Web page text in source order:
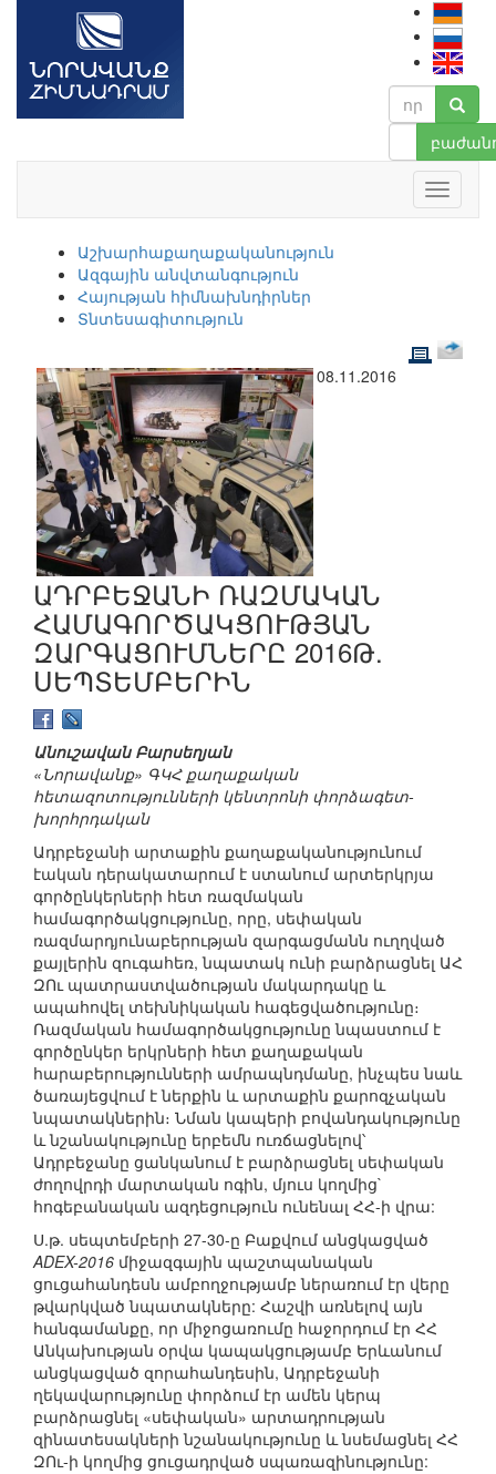
Աշխարհաքաղաքականություն
Ազգային անվտանգություն
Հայության հիմնախնդիրներ
Տնտեսագիտություն
08.11.2016
ԱԴՐԲԵՋԱՆԻ ՌԱԶՄԱԿԱՆ
ՀԱՄԱԳՈՐԾԱԿՑՈՒԹՅԱՆ
ԶԱՐԳԱՑՈՒՄՆԵՐԸ 2016Թ.
ՍԵՊՏԵՄԲԵՐԻՆ
Անուշավան Բարսեղյան
«Նորավանք» ԳԿՀ քաղաքական
հետազոտությունների կենտրոնի փորձագետ-
խորհրդական
Ադրբեջանի արտաքին քաղաքականությունում
էական դերակատարում է ստանում արտերկրյա
գործընկերների հետ ռազմական
համագործակցությունը, որը, սեփական
ռազմարդյունաբերության զարգացմանն ուղղված
քայլերին զուգահեռ, նպատակ ունի բարձրացնել ԱՀ
ԶՈւ պատրաստվածության մակարդակը և
ապահովել տեխնիկական հագեցվածությունը։
Ռազմական համագործակցությունը նպաստում է
գործընկեր երկրների հետ քաղաքական
հարաբերությունների ամրապնդմանը, ինչպես նաև
ծառայեցվում է ներքին և արտաքին քարոզչական
նպատակներին։ Նման կապերի բովանդակությունը
և նշանակությունը երբեմն ուռճացնելով՝
Ադրբեջանը ցանկանում է բարձրացնել սեփական
ժողովրդի մարտական ոգին, մյուս կողմից`
հոգեբանական ազդեցություն ունենալ ՀՀ-ի վրա:
Ս.թ. սեպտեմբերի 27-30-ը Բաքվում անցկացված
ADEX-2016 միջազգային պաշտպանական
ցուցահանդեսն ամբողջությամբ ներառում էր վերը
թվարկված նպատակները: Հաշվի առնելով այն
հանգամանքը, որ միջոցառումը հաջորդում էր ՀՀ
Անկախության օրվա կապակցությամբ Երևանում
անցկացված զորահանդեսին, Ադրբեջանի
ղեկավարությունը փորձում էր ամեն կերպ
բարձրացնել «սեփական» արտադրության
զինատեսակների նշանակությունը և նսեմացնել ՀՀ
ԶՈւ-ի կողմից ցուցադրված սպառազինությունը: